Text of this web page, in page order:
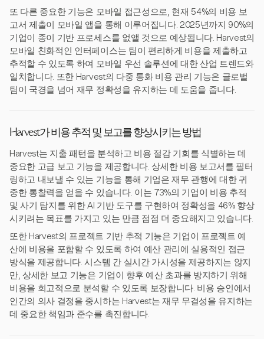
또 다른 중요한 기능은 모바일 접근성으로, 현재 54%의 비용 보
고서 제출이 모바일 앱을 통해 이루어집니다. 2025년까지 90%의
기업이 종이 기반 프로세스를 없앨 것으로 예상됩니다. Harvest의
모바일 친화적인 인터페이스는 팀이 편리하게 비용을 제출하고
추적할 수 있도록 하여 모바일 우선 솔루션에 대한 산업 트렌드와
일치합니다. 또한 Harvest의 다중 통화 비용 관리 기능은 글로벌
팀이 국경을 넘어 재무 정확성을 유지하는 데 도움을 줍니다.
Harvest가 비용 추적 및 보고를 향상시키는 방법
Harvest는 지출 패턴을 분석하고 비용 절감 기회를 식별하는 데
중요한 고급 보고 기능을 제공합니다. 상세한 비용 보고서를 필터
링하고 내보낼 수 있는 기능을 통해 기업은 재무 관행에 대한 귀
중한 통찰력을 얻을 수 있습니다. 이는 73%의 기업이 비용 추적
및 사기 탐지를 위한 AI 기반 도구를 구현하여 정확성을 46% 향상
시키려는 목표를 가지고 있는 만큼 점점 더 중요해지고 있습니다.
또한 Harvest의 프로젝트 기반 추적 기능은 기업이 프로젝트 예
산에 비용을 포함할 수 있도록 하여 예산 관리에 실용적인 접근
방식을 제공합니다. 시스템 간 실시간 가시성을 제공하지는 않지
만, 상세한 보고 기능은 기업이 향후 예산 초과를 방지하기 위해
비용을 회고적으로 분석할 수 있도록 보장합니다. 비용 승인에서
인간의 의사 결정을 중시하는 Harvest는 재무 무결성을 유지하는
데 중요한 책임과 준수를 촉진합니다.